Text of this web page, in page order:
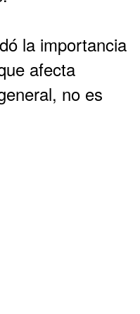
la importancia
afecta
no es